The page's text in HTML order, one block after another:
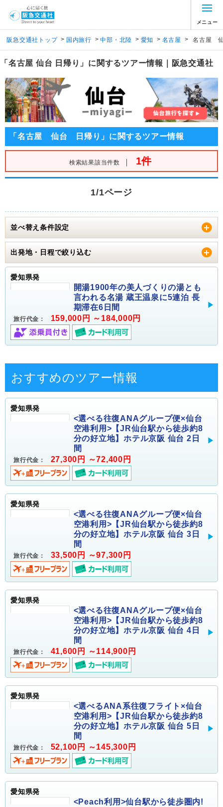
メニュー
阪急交通社トップ > 国内旅行 > 中部・北陸 > 愛知 > 名古屋 > 名古屋
「名古屋 仙台 日帰り」に関するツアー情報｜阪急交通社
「名古屋 仙台 日帰り」に関するツアー情報
検索結果該当件数 ｜ 1件
1/1ページ
並べ替え条件設定
出発地・日程で絞り込む
愛知県発
開湯1900年の美人づくりの湯とも
言われる名湯 蔵王温泉に5連泊 長
期滞在6日間
旅行代金： 159,000円 ～184,000円
おすすめのツアー情報
愛知県発
<選べる往復ANAグループ便×仙台
空港利用>【JR仙台駅から徒歩約8
分の好立地】ホテル京阪 仙台 2日
間
旅行代金： 27,300円 ～72,400円
愛知県発
<選べる往復ANAグループ便×仙台
空港利用>【JR仙台駅から徒歩約8
分の好立地】ホテル京阪 仙台 3日
間
旅行代金： 33,500円 ～97,300円
愛知県発
<選べる往復ANAグループ便×仙台
空港利用>【JR仙台駅から徒歩約8
分の好立地】ホテル京阪 仙台 4日
間
旅行代金： 41,600円 ～114,900円
愛知県発
<選べるANA系往復フライト×仙台
空港利用>【JR仙台駅から徒歩約8
分の好立地】ホテル京阪 仙台 5日
間
旅行代金： 52,100円 ～145,300円
愛知県発
<Peach利用>仙台駅から徒歩圏内!